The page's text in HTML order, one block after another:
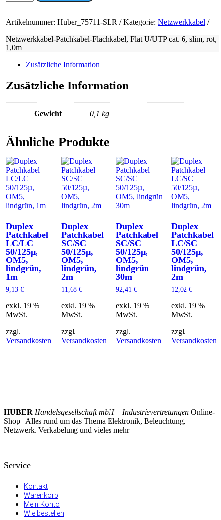
Flachkabel
cat.
slim
rot
Menge
Artikelnummer: Huber_75711-SLR Kategorie: Netzwerkkabel
Netzwerkkabel-Patchkabel-Flachkabel, Flat U/UTP cat. 6, slim, rot,
1,0m
Zusätzliche Information
Zusätzliche Information
Gewicht 0,1 kg
Ähnliche Produkte
Duplex
Patchkabel
LC/LC
50/125µ,
OM5,
lindgrün,
1m
9,13 €
exkl. 19 %
MwSt.
zzgl.
Versandkosten
Duplex
Patchkabel
SC/SC
50/125µ,
OM5,
lindgrün,
2m
11,68 €
exkl. 19 %
MwSt.
zzgl.
Versandkosten
Duplex
Patchkabel
SC/SC
50/125µ,
OM5,
lindgrün
30m
92,41€
exkl. 19 %
MwSt.
zzgl.
Versandkosten
Duplex
Patchkabel
LC/SC
50/125µ,
OM5,
lindgrün,
2m
12,02 €
exkl. 19 %
MwSt.
zzgl.
Versandkosten
HUBER Handelsgesellschaft mbH – Industrievertretungen Online-
Shop | Alles rund um das Thema Elektronik, Beleuchtung,
Netzwerk, Verkabelung und vieles mehr
Service
Kontakt
Warenkorb
Mein Konto
Wie bestellen